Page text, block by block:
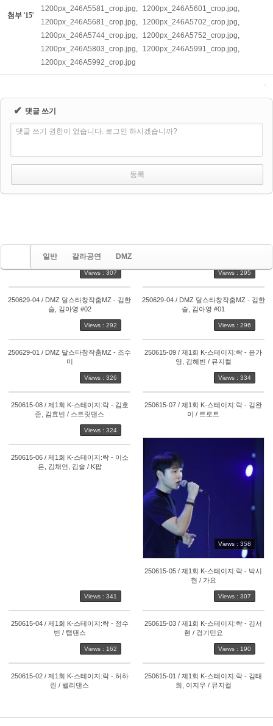
첨부 '15'
1200px_246A5581_crop.jpg
1200px_246A5601_crop.jpg
1200px_246A5681_crop.jpg
1200px_246A5702_crop.jpg
1200px_246A5744_crop.jpg
1200px_246A5752_crop.jpg
1200px_246A5803_crop.jpg
1200px_246A5991_crop.jpg
1200px_246A5992_crop.jpg
✔ 댓글 쓰기
댓글 쓰기 권한이 없습니다. 로그인 하시겠습니까?
일반 갈라공연 DMZ
Views : 307
250629-04 / DMZ 달스타창작춤MZ - 김한
슬, 김아영 #02
Views : 295
2025/07/07
250629-04 / DMZ 달스타창작춤MZ - 김한
슬, 김아영 #01
Views : 292
250629-01 / DMZ 달스타창작춤MZ - 조수
미
Views : 296
250615-09 / 제1회 K-스테이지:락 - 윤가
영, 김혜빈 / 뮤지컬
Views : 326
250615-08 / 제1회 K-스테이지:락 - 김호
준, 김효빈 / 스트릿댄스
Views : 334
250615-07 / 제1회 K-스테이지:락 - 김완
이 / 트로트
Views : 324
250615-06 / 제1회 K-스테이지:락 - 이소
은, 김채언, 김솔 / K팝
Views : 358
358
250615-05 / 제1회 K-스테이지:락 - 박시
현 / 가요
Views : 341
250615-04 / 제1회 K-스테이지:락 - 정수
빈 / 탭댄스
Views : 307
250615-03 / 제1회 K-스테이지:락 - 김서
현 / 경기민요
Views : 162
250615-02 / 제1회 K-스테이지:락 - 허하
린 / 벨리댄스
Views : 190
250615-01 / 제1회 K-스테이지:락 - 김태
희, 이지우 / 뮤지컬